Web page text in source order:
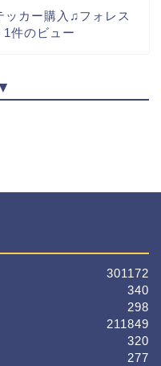
ッカー購入♫フォレス
1件のビュー
301172
340
298
211849
320
277